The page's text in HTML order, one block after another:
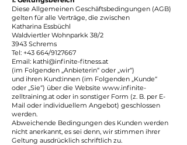
Diese Allgemeinen Geschäftsbedingungen (AGB)
gelten für alle Verträge, die zwischen
Katharina Essbüchl
Waldviertler Wohnparkk 38/2
3943 Schrems
Tel: +43 664/9127667
Email: kathi@infinite-fitness.at
(im Folgenden „Anbieterin“ oder „wir“)
und ihren Kund:innen (im Folgenden „Kunde“
oder „Sie“) über die Website www.infinite-
zelltraining.at oder in sonstiger Form (z. B. per E-
Mail oder individuellem Angebot) geschlossen
werden.
Abweichende Bedingungen des Kunden werden
nicht anerkannt, es sei denn, wir stimmen ihrer
Geltung ausdrücklich schriftlich zu.